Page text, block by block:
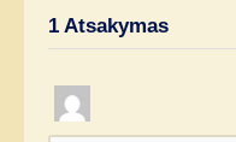
1 Atsakymas